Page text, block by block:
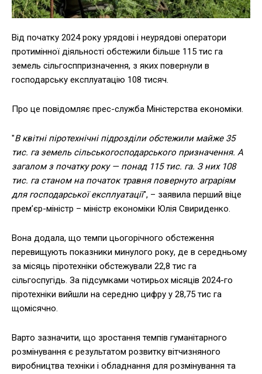
Від початку 2024 року урядові і неурядові оператори
протимінної діяльності обстежили більше 115 тис га
земель сільгосппризначення, з яких повернули в
господарську експлуатацію 108 тисяч.
Про це повідомляє прес-служба Міністерства економіки.
"В квітні піротехнічні підрозділи обстежили майже 35
тис. га земель сільськогосподарського призначення. А
загалом з початку року — понад 115 тис. га. З них 108
тис. га станом на початок травня повернуто аграріям
для господарської експлуатації", – заявила перший віце
прем’єр-міністр – міністр економіки Юлія Свириденко.
Вона додала, що темпи цьогорічного обстеження
перевищують показники минулого року, де в середньому
за місяць піротехніки обстежували 22,8 тис га
сільгоспугідь. За підсумками чотирьох місяців 2024-го
піротехніки вийшли на середню цифру у 28,75 тис га
щомісячно.
Варто зазначити, що зростання темпів гуманітарного
розмінування є результатом розвитку вітчизняного
виробництва техніки і обладнання для розмінування та